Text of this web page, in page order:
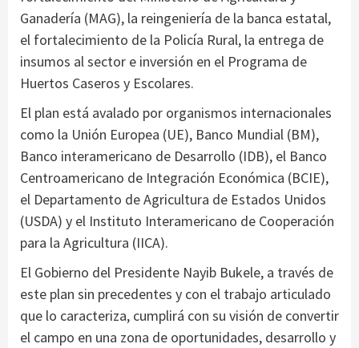
Ganadería (MAG), la reingeniería de la banca estatal,
el fortalecimiento de la Policía Rural, la entrega de
insumos al sector e inversión en el Programa de
Huertos Caseros y Escolares.
El plan está avalado por organismos internacionales
como la Unión Europea (UE), Banco Mundial (BM),
Banco interamericano de Desarrollo (IDB), el Banco
Centroamericano de Integración Económica (BCIE),
el Departamento de Agricultura de Estados Unidos
(USDA) y el Instituto Interamericano de Cooperación
para la Agricultura (IICA).
El Gobierno del Presidente Nayib Bukele, a través de
este plan sin precedentes y con el trabajo articulado
que lo caracteriza, cumplirá con su visión de convertir
el campo en una zona de oportunidades, desarrollo y